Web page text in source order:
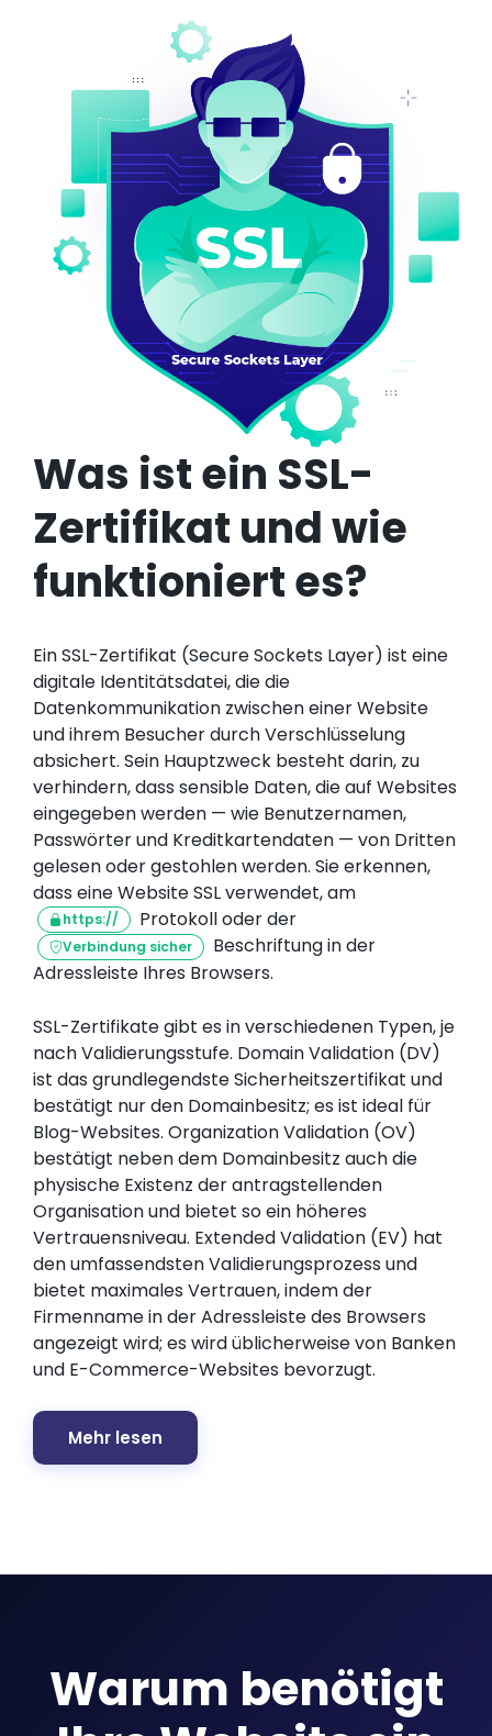
Was ist ein SSL-
Zertifikat und wie
funktioniert es?
Ein SSL-Zertifikat (Secure Sockets Layer) ist eine
digitale Identitätsdatei, die die
Datenkommunikation zwischen einer Website
und ihrem Besucher durch Verschlüsselung
absichert. Sein Hauptzweck besteht darin, zu
verhindern, dass sensible Daten, die auf Websites
eingegeben werden — wie Benutzernamen,
Passwörter und Kreditkartendaten — von Dritten
gelesen oder gestohlen werden. Sie erkennen,
dass eine Website SSL verwendet, am
https:// Protokoll oder der
Verbindung sicher
Beschriftung in der
Adressleiste Ihres Browsers.
SSL-Zertifikate gibt es in verschiedenen Typen, je
nach Validierungsstufe. Domain Validation (DV)
ist das grundlegendste Sicherheitszertifikat und
bestätigt nur den Domainbesitz; es ist ideal für
Blog-Websites. Organization Validation (OV)
bestätigt neben dem Domainbesitz auch die
physische Existenz der antragstellenden
Organisation und bietet so ein höheres
Vertrauensniveau. Extended Validation (EV) hat
den umfassendsten Validierungsprozess und
bietet maximales Vertrauen, indem der
Firmenname in der Adressleiste des Browsers
angezeigt wird; es wird üblicherweise von Banken
und E-Commerce-Websites bevorzugt.
Mehr lesen
Warum benötigt